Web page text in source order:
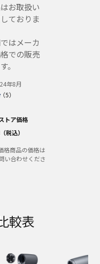
お取扱い
ておりま
はメーカ
での販売
。
年8月
5）
トア価格
税込）
格商品の価格は
い合わせくださ
較表